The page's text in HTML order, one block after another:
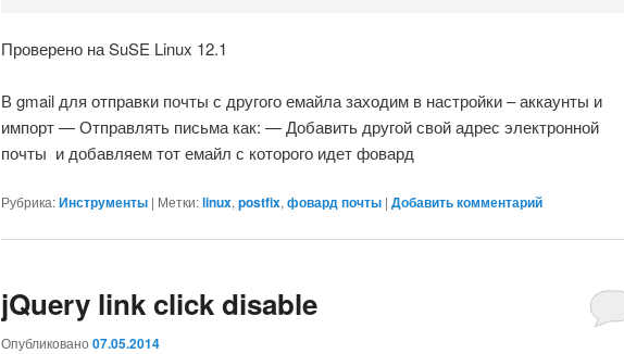
Проверено на SuSE Linux 12.1
В gmail для отправки почты с другого емайла заходим в настройки – аккаунты и
импорт — Отправлять письма как: — Добавить другой свой адрес электронной
почты и добавляем тот емайл с которого идет фовард
Рубрика:Инструменты | Метки:linux, postfix, фовард почты | Добавить комментарий
jQuery link click disable
Опубликовано 07.05.2014